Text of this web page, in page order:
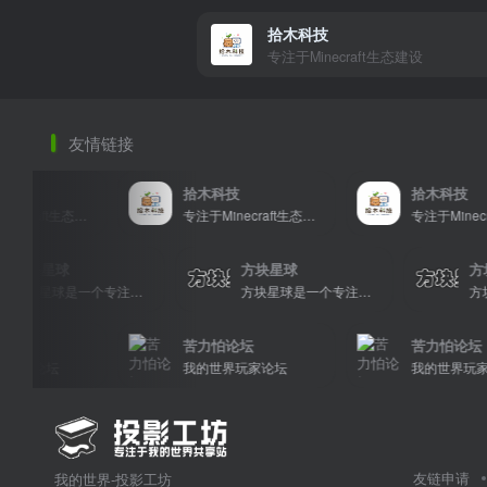
拾木科技
专注于Minecraft生态建设
友情链接
拾木科技
专注于Minecraft生态建设
拾木科技
专注
方块星球是一个专注于我的世界的中文论坛，提供丰富的资源分享、玩家交流和创意展示，包括地图、皮肤、数据包等内容，打造Minecraft玩家的专属社区乐园！
方块星球
方块星球是一个专注于我的世界的中文论坛，提供丰富的资源分享、玩家交流和创意展示，包括地图、皮肤、数据包等内容，打造Minecraft玩家的专属社区乐园！
苦力怕论坛
我的世界玩家论坛
苦力怕论坛
我的世界玩家论坛
我的世界-投影工坊 友链申请